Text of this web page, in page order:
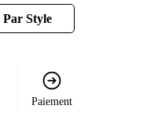
Par Style
Paiement